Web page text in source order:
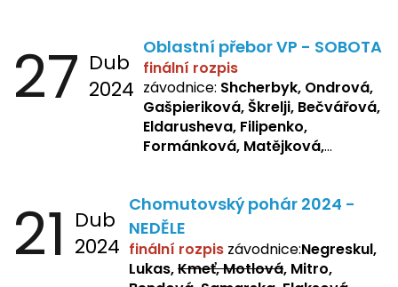
27 Dub
2024
Oblastní přebor VP - SOBOTA
finální rozpis
závodnice: Shcherbyk, Ondrová,
Gašpieriková, Škrelji, Bečvářová,
Eldarusheva, Filipenko,
Formánková, Matějková,
Sochorová, Repetska, Lukas,
Negreskul, Mitro
21 Dub
2024
Chomutovský pohár 2024 -
NEDĚLE
finální rozpis závodnice:Negreskul,
Lukas,Kmeť, Motlová, Mitro,